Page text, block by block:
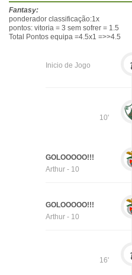
Fantasy:
ponderador classificação:1x
pontos: vitoria = 3 sem sofrer = 1.5
Total Pontos equipa =4.5x1 =>>4.5
Inicio de Jogo
10'
GOLOOOOO!!!
Arthur - 10
GOLOOOOO!!!
Arthur - 10
16'